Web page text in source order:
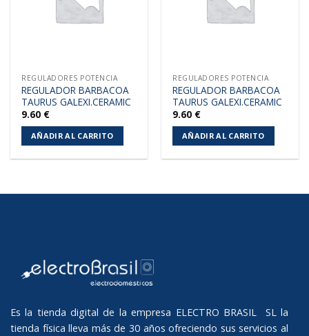
REGULADORES POTENCIA
REGULADOR BARBACOA
TAURUS GALEXI.CERAMIC
9.60 €
AÑADIR AL CARRITO
REGULADORES POTENCIA
REGULADOR BARBACOA
TAURUS GALEXI.CERAMIC
9.60 €
AÑADIR AL CARRITO
Es la tienda digital de la empresa ELECTRO BRASIL SL la
tienda física lleva más de 30 años ofreciendo sus servicios al